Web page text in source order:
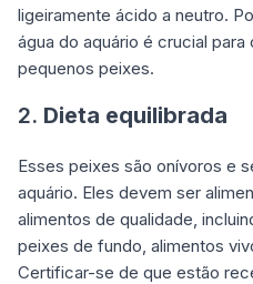
ligeiramente ácido a neutro.
água do aquário é crucial
pequenos peixes.
2. Dieta equilibrada
Esses peixes são onívoros e
aquário. Eles devem ser
alimentos de qualidade,
peixes de fundo, alimentos
Certificar-se de que estão